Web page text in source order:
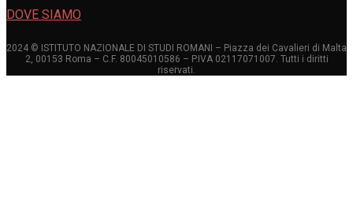
DOVE SIAMO
2024 © ISTITUTO NAZIONALE DI STUDI ROMANI – Piazza dei Cavalieri di Malta
2, 00153 Roma – C.F. 80045010586 – P.IVA 02117071007. Tutti i diritti
riservati.